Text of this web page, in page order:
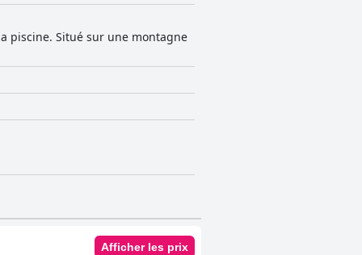
piscine. Situé sur une montagne
Afficher les prix